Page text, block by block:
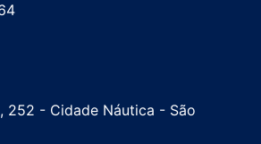
252 - Cidade Náutica - São